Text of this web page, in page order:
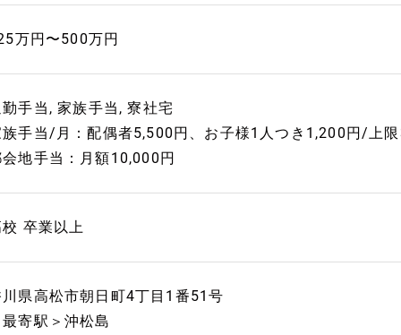
万円〜500万円
手当, 家族手当, 寮社宅
族手当/月：配偶者5,500円、お子様1人つき1,200円/上
会地手当：月額10,000円
卒業以上
川県高松市朝日町4丁目1番51号
寄駅＞沖松島